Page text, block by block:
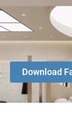
Download